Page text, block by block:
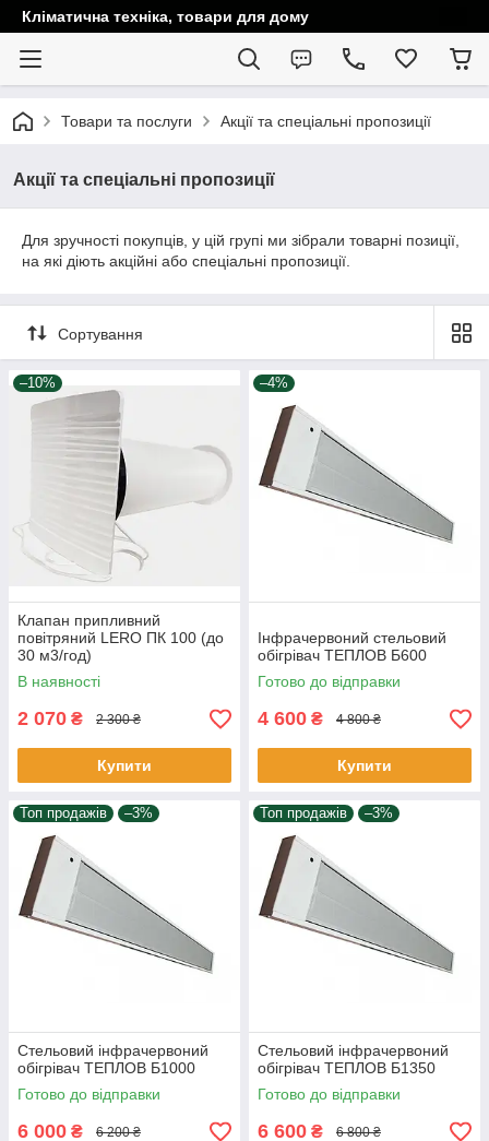
Кліматична техніка, товари для дому
Товари та послуги Акції та спеціальні пропозиції
Акції та спеціальні пропозиції
Для зручності покупців, у цій групі ми зібрали товарні позиції,
на які діють акційні або спеціальні пропозиції.
Сортування
–10%
Клапан припливний
повітряний LERO ПК 100 (до
30 м3/год)
В наявності
2 070 ₴ 2 300 ₴
Купити
–4%
Інфрачервоний стельовий
обігрівач ТЕПЛОВ Б600
Готово до відправки
4 600 ₴ 4 800 ₴
Купити
Топ продажів –3%
Стельовий інфрачервоний
обігрівач ТЕПЛОВ Б1000
Готово до відправки
6 000 ₴ 6 200 ₴
Топ продажів –3%
Стельовий інфрачервоний
обігрівач ТЕПЛОВ Б1350
Готово до відправки
6 600 ₴ 6 800 ₴